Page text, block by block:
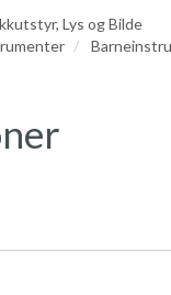
Lys og Bilde